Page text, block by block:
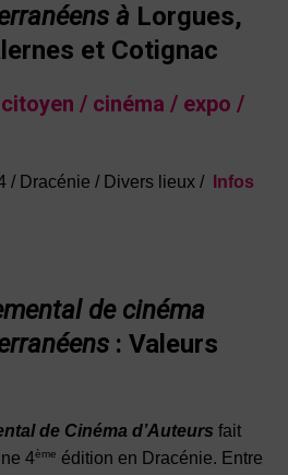
à Lorgues,
et Cotignac
/ cinéma / expo /
/ Dracénie / Divers lieux /
Infos
de cinéma
: Valeurs
de Cinéma d’Auteurs fait
4ème édition en Dracénie. Entre